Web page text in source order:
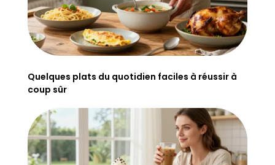
Quelques plats du quotidien faciles à réussir à
coup sûr